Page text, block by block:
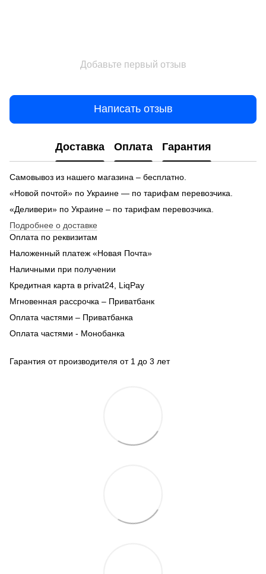
Добавьте первый отзыв
Написать отзыв
Доставка Оплата Гарантия
Самовывоз из нашего магазина – бесплатно.
«Новой почтой» по Украине — по тарифам перевозчика.
«Деливери» по Украине – по тарифам перевозчика.
Подробнее о доставке
Оплата по реквизитам
Наложенный платеж «Новая Почта»
Наличными при получении
Кредитная карта в privat24, LiqPay
Мгновенная рассрочка – Приватбанк
Оплата частями – Приватбанка
Оплата частями - Монобанка
Гарантия от производителя от 1 до 3 лет